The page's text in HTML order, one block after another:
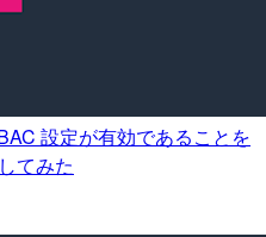
設定が有効であることを
てみた